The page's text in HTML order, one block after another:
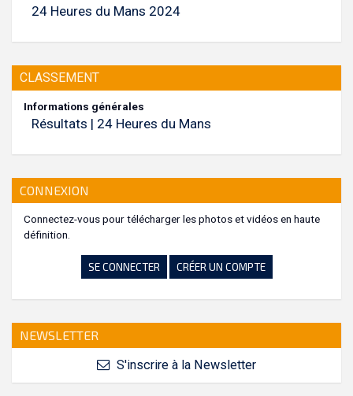
24 Heures du Mans 2024
CLASSEMENT
Informations générales
Résultats | 24 Heures du Mans
CONNEXION
Connectez-vous pour télécharger les photos et vidéos en haute
définition.
SE CONNECTER CRÉER UN COMPTE
NEWSLETTER
S'inscrire à la Newsletter